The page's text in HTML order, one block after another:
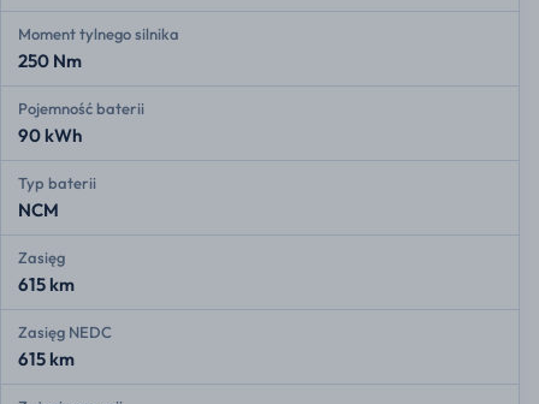
Moment tylnego silnika
250 Nm
Pojemność baterii
90 kWh
Typ baterii
NCM
Zasięg
615 km
Zasięg NEDC
615 km